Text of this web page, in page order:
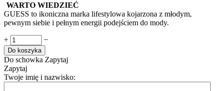
WARTO WIEDZIEĆ
GUESS to ikoniczna marka lifestylowa kojarzona z młodym,
pewnym siebie i pełnym energii podejściem do mody.
+ −
Do koszyka
Do schowka Zapytaj
Zapytaj
Twoje imię i nazwisko: